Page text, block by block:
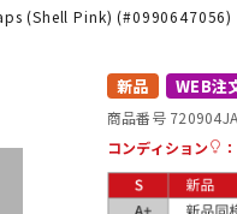
ウクレレ
その他楽器
(Shell Pink) (#0990647056)
新品 WEB注
商品番号 720904
コンディション
：